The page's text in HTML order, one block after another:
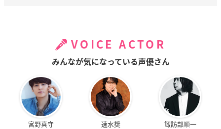
VOICE ACTOR
みんなが気になっている声優さん
宮野真守 速水奨 諏訪部順一